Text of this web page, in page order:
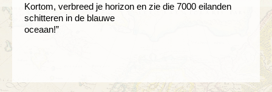
Kortom, verbreed je horizon en zie die 7000 eilanden
schitteren in de blauwe
oceaan!”